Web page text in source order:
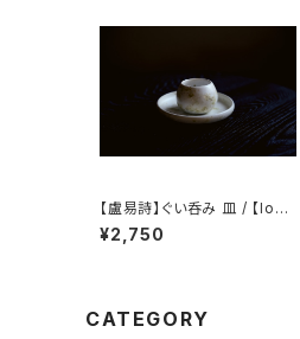
【盧易詩】ぐい呑み 皿 / 【loyi
¥2,750
CATEGORY